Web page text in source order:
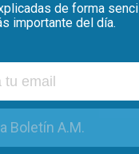
de forma
importante del día.
Boletín A.M.